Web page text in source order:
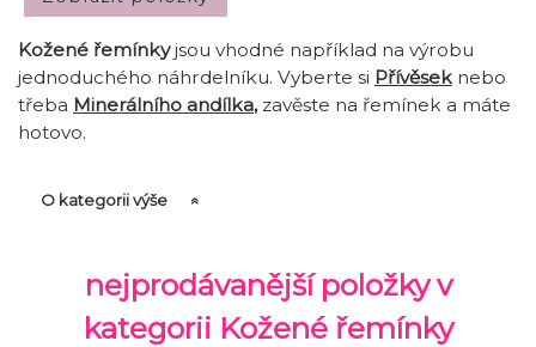
Kožené řemínkyjsou vhodné například na výrobu
jednoduchého náhrdelníku. Vyberte si Přívěsek nebo
třeba Minerálního andílka, zavěste na řemínek a máte
hotovo.
O kategorii výše
nejprodávanější položky v
kategorii Kožené řemínky